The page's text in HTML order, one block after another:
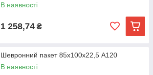
В наявності
1 258,74 ₴
Шевронний пакет 85х100х22,5 A120
В наявності